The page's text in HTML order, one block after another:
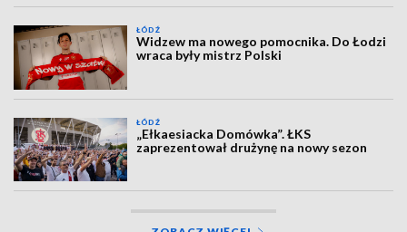
ŁÓDŹ
Widzew ma nowego pomocnika. Do Łodzi
wraca były mistrz Polski
ŁÓDŹ
„Ełkaesiacka Domówka”. ŁKS
zaprezentował drużynę na nowy sezon